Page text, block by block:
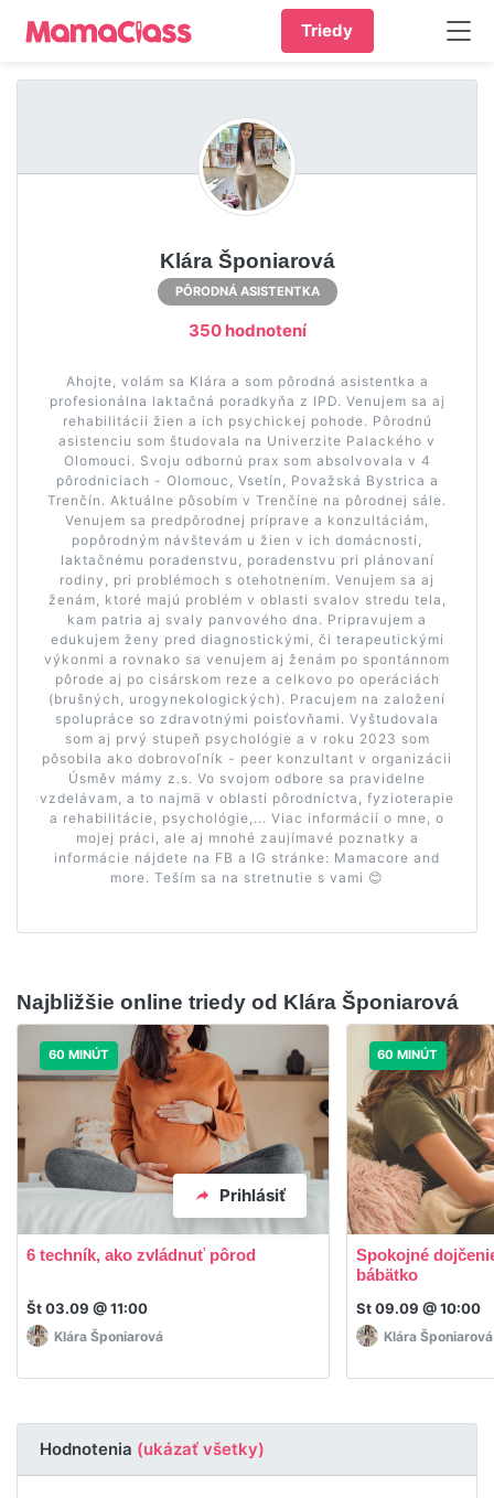
Triedy
Klára Šponiarová
PÔRODNÁ ASISTENTKA
350 hodnotení
Ahojte, volám sa Klára a som pôrodná asistentka a
profesionálna laktačná poradkyňa z IPD. Venujem sa aj
rehabilitácii žien a ich psychickej pohode. Pôrodnú
asistenciu som študovala na Univerzite Palackého v
Olomouci. Svoju odbornú prax som absolvovala v 4
pôrodniciach - Olomouc, Vsetín, Považská Bystrica a
Trenčín. Aktuálne pôsobím v Trenčíne na pôrodnej sále.
Venujem sa predpôrodnej príprave a konzultáciám,
popôrodným návštevám u žien v ich domácnosti,
laktačnému poradenstvu, poradenstvu pri plánovaní
rodiny, pri problémoch s otehotnením. Venujem sa aj
ženám, ktoré majú problém v oblasti svalov stredu tela,
kam patria aj svaly panvového dna. Pripravujem a
edukujem ženy pred diagnostickými, či terapeutickými
výkonmi a rovnako sa venujem aj ženám po spontánnom
pôrode aj po cisárskom reze a celkovo po operáciách
(brušných, urogynekologických). Pracujem na založení
spolupráce so zdravotnými poisťovňami. Vyštudovala
som aj prvý stupeň psychológie a v roku 2023 som
pôsobila ako dobrovoľník - peer konzultant v organizácii
Úsměv mámy z.s. Vo svojom odbore sa pravidelne
vzdelávam, a to najmä v oblasti pôrodníctva, fyzioterapie
a rehabilitácie, psychológie,... Viac informácií o mne, o
mojej práci, ale aj mnohé zaujímavé poznatky a
informácie nájdete na FB a IG stránke: Mamacore and
more. Teším sa na stretnutie s vami 😊
Najbližšie online triedy od Klára Šponiarová
60 MINÚT
Prihlásiť
6 techník, ako zvládnuť pôrod
Št 03.09 @ 11:00
Klára Šponiarová
60 MINÚT
Spokojné
bábätko
St 09.09 @ 10:00
Klára Šponiarová
Hodnotenia (ukázať všetky)